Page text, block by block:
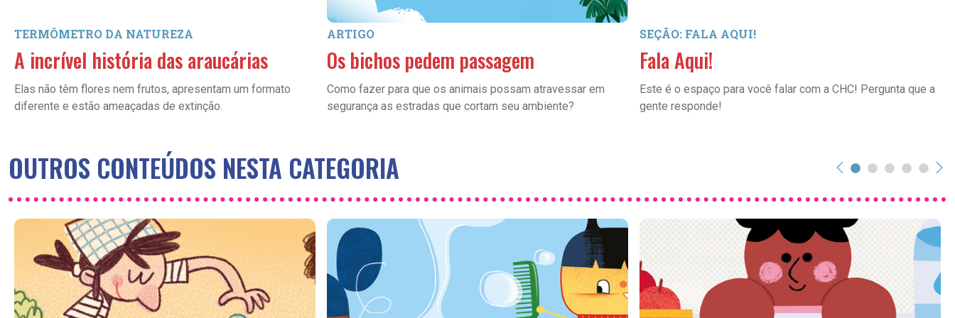
TERMÔMETRO DA NATUREZA
A incrível história das araucárias
Elas não têm flores nem frutos, apresentam um formato
diferente e estão ameaçadas de extinção.
ARTIGO
Os bichos pedem passagem
Como fazer para que os animais possam atravessar em
segurança as estradas que cortam seu ambiente?
SEÇÃO: FALA AQUI!
Fala Aqui!
Este é o espaço para você falar com a CHC! Pergunta que a
gente responde!
OUTROS CONTEÚDOS NESTA CATEGORIA